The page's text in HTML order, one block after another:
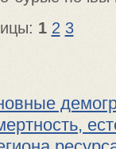
1 2 3